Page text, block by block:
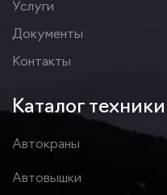
Услуги
Документы
Контакты
Каталог техники
Автокраны
Автовышки